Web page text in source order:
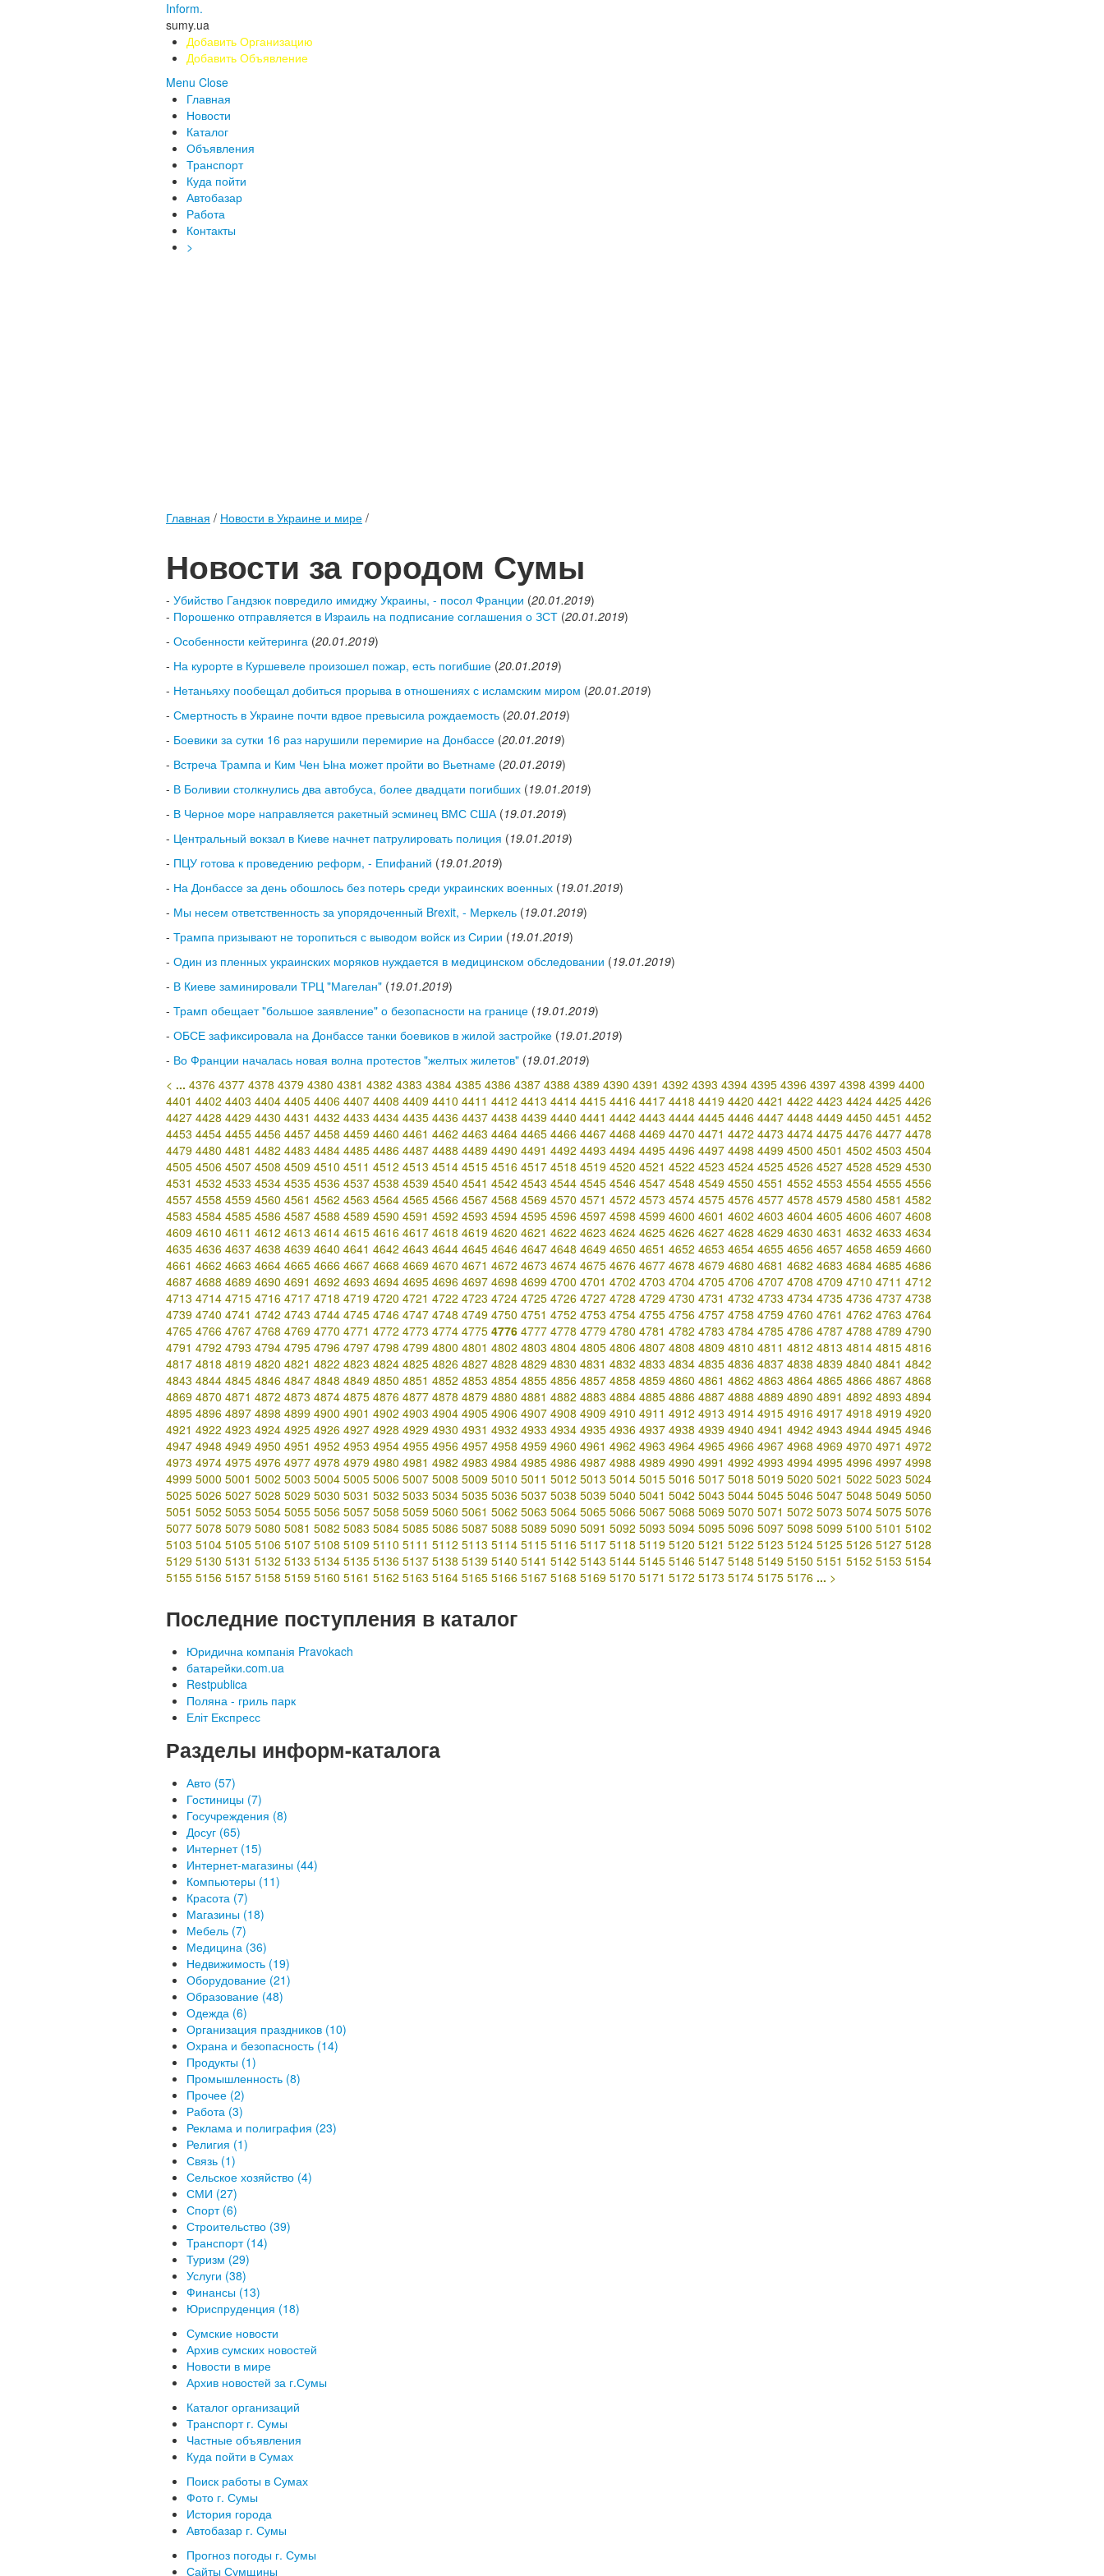
Inform.
sumy.ua
Добавить Организацию
Добавить Объявление
Menu Close
Главная
Новости
Каталог
Объявления
Транспорт
Куда пойти
Автобазар
Работа
Контакты
>
Главная / Новости в Украине и мире /
Новости за городом Сумы
- Убийство Гандзюк повредило имиджу Украины, - посол Франции (20.01.2019)
- Порошенко отправляется в Израиль на подписание соглашения о ЗСТ (20.01.2019)
- Особенности кейтеринга (20.01.2019)
- На курорте в Куршевеле произошел пожар, есть погибшие (20.01.2019)
- Нетаньяху пообещал добиться прорыва в отношениях с исламским миром (20.01.2019)
- Смертность в Украине почти вдвое превысила рождаемость (20.01.2019)
- Боевики за сутки 16 раз нарушили перемирие на Донбассе (20.01.2019)
- Встреча Трампа и Ким Чен Ына может пройти во Вьетнаме (20.01.2019)
- В Боливии столкнулись два автобуса, более двадцати погибших (19.01.2019)
- В Черное море направляется ракетный эсминец ВМС США(19.01.2019)
- Центральный вокзал в Киеве начнет патрулировать полиция (19.01.2019)
- ПЦУ готова к проведению реформ, - Епифаний (19.01.2019)
- На Донбассе за день обошлось без потерь среди украинских военных (19.01.2019)
- Мы несем ответственность за упорядоченный Brexit, - Меркель (19.01.2019)
- Трампа призывают не торопиться с выводом войск из Сирии (19.01.2019)
- Один из пленных украинских моряков нуждается в медицинском обследовании (19.01.2019)
- В Киеве заминировали ТРЦ "Магелан" (19.01.2019)
- Трамп обещает "большое заявление" о безопасности на границе (19.01.2019)
- ОБСЕ зафиксировала на Донбассе танки боевиков в жилой застройке (19.01.2019)
- Во Франции началась новая волна протестов "желтых жилетов" (19.01.2019)
< ... 4376 4377 4378 4379 4380 4381 4382 4383 4384 4385 4386 4387 4388 4389 4390 4391 4392 4393 4394 4395 4396 4397 4398 4399 4400
4401 4402 4403 4404 4405 4406 4407 4408 4409 4410 4411 4412 4413 4414 4415 4416 4417 4418 4419 4420 4421 4422 4423 4424 4425 4426
4427 4428 4429 4430 4431 4432 4433 4434 4435 4436 4437 4438 4439 4440 4441 4442 4443 4444 4445 4446 4447 4448 4449 4450 4451 4452
4453 4454 4455 4456 4457 4458 4459 4460 4461 4462 4463 4464 4465 4466 4467 4468 4469 4470 4471 4472 4473 4474 4475 4476 4477 4478
4479 4480 4481 4482 4483 4484 4485 4486 4487 4488 4489 4490 4491 4492 4493 4494 4495 4496 4497 4498 4499 4500 4501 4502 4503 4504
4505 4506 4507 4508 4509 4510 4511 4512 4513 4514 4515 4516 4517 4518 4519 4520 4521 4522 4523 4524 4525 4526 4527 4528 4529 4530
4531 4532 4533 4534 4535 4536 4537 4538 4539 4540 4541 4542 4543 4544 4545 4546 4547 4548 4549 4550 4551 4552 4553 4554 4555 4556
4557 4558 4559 4560 4561 4562 4563 4564 4565 4566 4567 4568 4569 4570 4571 4572 4573 4574 4575 4576 4577 4578 4579 4580 4581 4582
4583 4584 4585 4586 4587 4588 4589 4590 4591 4592 4593 4594 4595 4596 4597 4598 4599 4600 4601 4602 4603 4604 4605 4606 4607 4608
4609 4610 4611 4612 4613 4614 4615 4616 4617 4618 4619 4620 4621 4622 4623 4624 4625 4626 4627 4628 4629 4630 4631 4632 4633 4634
4635 4636 4637 4638 4639 4640 4641 4642 4643 4644 4645 4646 4647 4648 4649 4650 4651 4652 4653 4654 4655 4656 4657 4658 4659 4660
4661 4662 4663 4664 4665 4666 4667 4668 4669 4670 4671 4672 4673 4674 4675 4676 4677 4678 4679 4680 4681 4682 4683 4684 4685 4686
4687 4688 4689 4690 4691 4692 4693 4694 4695 4696 4697 4698 4699 4700 4701 4702 4703 4704 4705 4706 4707 4708 4709 4710 4711 4712
4713 4714 4715 4716 4717 4718 4719 4720 4721 4722 4723 4724 4725 4726 4727 4728 4729 4730 4731 4732 4733 4734 4735 4736 4737 4738
4739 4740 4741 4742 4743 4744 4745 4746 4747 4748 4749 4750 4751 4752 4753 4754 4755 4756 4757 4758 4759 4760 4761 4762 4763 4764
4765 4766 4767 4768 4769 4770 4771 4772 4773 4774 4775 4776 4777 4778 4779 4780 4781 4782 4783 4784 4785 4786 4787 4788 4789 4790
4791 4792 4793 4794 4795 4796 4797 4798 4799 4800 4801 4802 4803 4804 4805 4806 4807 4808 4809 4810 4811 4812 4813 4814 4815 4816
4817 4818 4819 4820 4821 4822 4823 4824 4825 4826 4827 4828 4829 4830 4831 4832 4833 4834 4835 4836 4837 4838 4839 4840 4841 4842
4843 4844 4845 4846 4847 4848 4849 4850 4851 4852 4853 4854 4855 4856 4857 4858 4859 4860 4861 4862 4863 4864 4865 4866 4867 4868
4869 4870 4871 4872 4873 4874 4875 4876 4877 4878 4879 4880 4881 4882 4883 4884 4885 4886 4887 4888 4889 4890 4891 4892 4893 4894
4895 4896 4897 4898 4899 4900 4901 4902 4903 4904 4905 4906 4907 4908 4909 4910 4911 4912 4913 4914 4915 4916 4917 4918 4919 4920
4921 4922 4923 4924 4925 4926 4927 4928 4929 4930 4931 4932 4933 4934 4935 4936 4937 4938 4939 4940 4941 4942 4943 4944 4945 4946
4947 4948 4949 4950 4951 4952 4953 4954 4955 4956 4957 4958 4959 4960 4961 4962 4963 4964 4965 4966 4967 4968 4969 4970 4971 4972
4973 4974 4975 4976 4977 4978 4979 4980 4981 4982 4983 4984 4985 4986 4987 4988 4989 4990 4991 4992 4993 4994 4995 4996 4997 4998
4999 5000 5001 5002 5003 5004 5005 5006 5007 5008 5009 5010 5011 5012 5013 5014 5015 5016 5017 5018 5019 5020 5021 5022 5023 5024
5025 5026 5027 5028 5029 5030 5031 5032 5033 5034 5035 5036 5037 5038 5039 5040 5041 5042 5043 5044 5045 5046 5047 5048 5049 5050
5051 5052 5053 5054 5055 5056 5057 5058 5059 5060 5061 5062 5063 5064 5065 5066 5067 5068 5069 5070 5071 5072 5073 5074 5075 5076
5077 5078 5079 5080 5081 5082 5083 5084 5085 5086 5087 5088 5089 5090 5091 5092 5093 5094 5095 5096 5097 5098 5099 5100 5101 5102
5103 5104 5105 5106 5107 5108 5109 5110 5111 5112 5113 5114 5115 5116 5117 5118 5119 5120 5121 5122 5123 5124 5125 5126 5127 5128
5129 5130 5131 5132 5133 5134 5135 5136 5137 5138 5139 5140 5141 5142 5143 5144 5145 5146 5147 5148 5149 5150 5151 5152 5153 5154
5155 5156 5157 5158 5159 5160 5161 5162 5163 5164 5165 5166 5167 5168 5169 5170 5171 5172 5173 5174 5175 5176 ... >
Последние поступления в каталог
Юридична компанія Pravokach
батарейки.com.ua
Restpublica
Поляна - гриль парк
Еліт Експресс
Разделы информ-каталога
Авто (57)
Гостиницы (7)
Госучреждения (8)
Досуг (65)
Интернет (15)
Интернет-магазины (44)
Компьютеры (11)
Красота (7)
Магазины (18)
Мебель (7)
Медицина (36)
Недвижимость (19)
Оборудование (21)
Образование (48)
Одежда (6)
Организация праздников (10)
Охрана и безопасность (14)
Продукты (1)
Промышленность (8)
Прочее (2)
Работа (3)
Реклама и полиграфия (23)
Религия (1)
Связь (1)
Сельское хозяйство (4)
СМИ (27)
Спорт (6)
Строительство (39)
Транспорт (14)
Туризм (29)
Услуги (38)
Финансы (13)
Юриспруденция (18)
Сумские новости
Архив сумских новостей
Новости в мире
Архив новостей за г.Сумы
Каталог организаций
Транспорт г. Сумы
Частные объявления
Куда пойти в Сумах
Поиск работы в Сумах
Фото г. Сумы
История города
Автобазар г. Сумы
Прогноз погоды г. Сумы
Сайты Сумщины